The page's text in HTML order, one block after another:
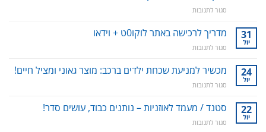
שיניים,
וחלל
–
עששת,
דלקות
סגור לתגובותעל
אפימדיום:
כל
מה
לדעת!
טבעי
/
בעיות
31
יול
מדריך לרכישה באתר לוקו0ט + וידאו
סגור לתגובותעל
לרכישה
באתר
וידאו
24
יול
מכשיר למניעת שכחת ילדים ברכב: מוצר גאוני ומציל חיים!
סגור לתגובותעל
למניעת
שכחת
ילדים
22
יול
סטנד / מעמד לאוזניות – נותנים כבוד, עושים סדר!
סגור לתגובותעל